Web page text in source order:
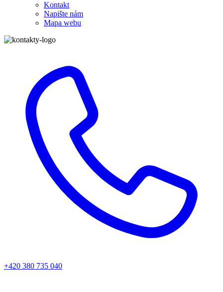
Kontakt
Napište nám
Mapa webu
+420 380 735 040